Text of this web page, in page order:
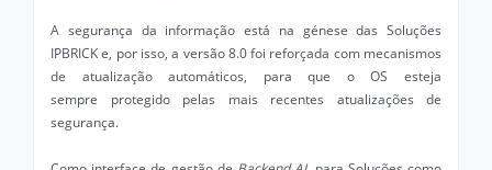
A segurança da informação está na génese das Soluções
IPBRICK e, por isso, a versão 8.0 foi reforçada com mecanismos
de atualização automáticos, para que o OS esteja
sempre protegido pelas mais recentes atualizações de
segurança.